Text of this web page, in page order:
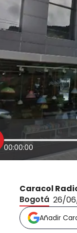
00:00:00
Caracol
Bogotá 26/
Añadir